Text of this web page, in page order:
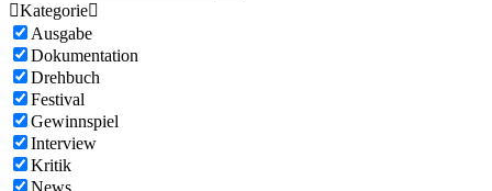
Kategorie
Ausgabe
Dokumentation
Drehbuch
Festival
Gewinnspiel
Interview
Kritik